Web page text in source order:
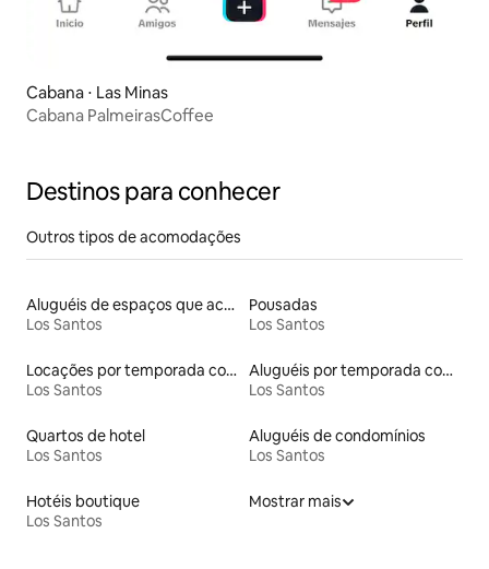
Cabana ⋅ Las Minas
Cabana PalmeirasCoffee
Destinos para conhecer
Outros tipos de acomodações
Aluguéis de espaços que aceitam animais de estimação
Los Santos
Pousadas
Los Santos
Locações por temporada com piscina
Los Santos
Aluguéis por temporada com acesso à praia
Los Santos
Quartos de hotel
Los Santos
Aluguéis de condomínios
Los Santos
Hotéis boutique
Los Santos
Mostrar mais